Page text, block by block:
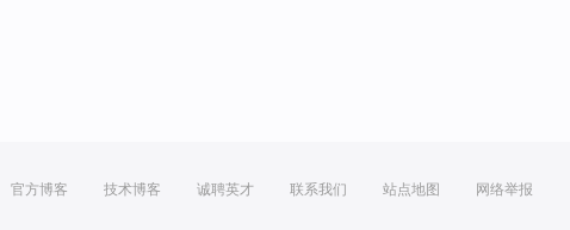
官方博客 技术博客 诚聘英才 联系我们 站点地图 网络举报